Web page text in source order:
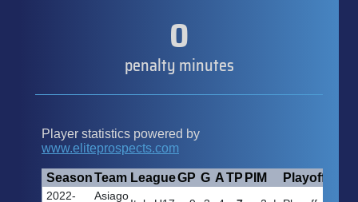
0
penalty minutes